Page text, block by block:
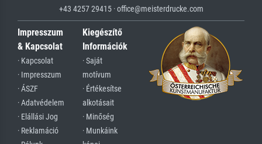
+43 4257 29415 · office@meisterdrucke.com
Impresszum
& Kapcsolat
· Kapcsolat
· Impresszum
· ÁSZF
· Adatvédelem
· Elállási Jog
· Reklamáció
Kiegészítő
Információk
· Saját
motívum
· Értékesítse
alkotásait
· Minőség
· Munkáink